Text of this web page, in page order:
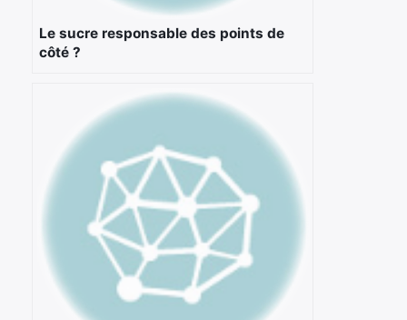
Le sucre responsable des points de
côté ?